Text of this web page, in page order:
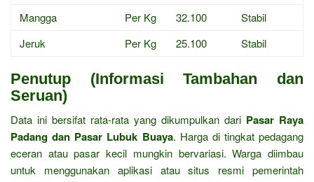
Mangga
Per Kg 32.100
Stabil
Jeruk
Per Kg 25.100 Stabil
Penutup (Informasi Tambahan dan
Seruan)
Data ini bersifat rata-rata yang dikumpulkan dari Pasar Raya
Padang dan Pasar Lubuk Buaya. Harga di tingkat pedagang
eceran atau pasar kecil mungkin bervariasi. Warga diimbau
untuk menggunakan aplikasi atau situs resmi pemerintah